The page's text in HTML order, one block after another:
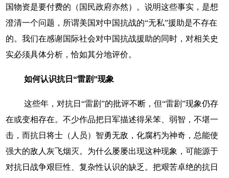
国物资是要付费的（国民政府亦然）。说明这些事实，是想
澄清一个问题，所谓美国对中国抗战的“无私”援助是不存在
的。我们在感谢国际社会对中国抗战援助的同时，对相关史
实必须具体分析，恰如其分地评价。
如何认识抗日“雷剧”现象
这些年，对抗日“雷剧”的批评不断，但“雷剧”现象仍存
在或变相存在。不少作品把日军描述得呆笨、弱智，不堪一
击，而抗日将士（人员）智勇无敌，化腐朽为神奇，总能使
强大的敌人灰飞烟灭。为什么屡屡出现这种现象，可能源于
对抗日战争艰巨性、复杂性认识的缺乏。把艰苦卓绝的抗日